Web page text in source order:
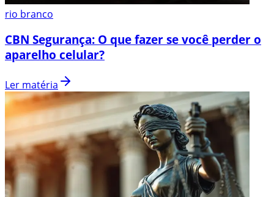
rio branco
CBN Segurança: O que fazer se você perder o
aparelho celular?
Ler matéria